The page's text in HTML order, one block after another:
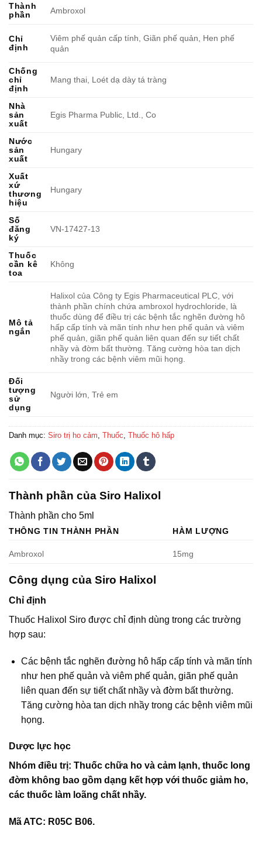
Thành
phần
Ambroxol
Chỉ
định
Viêm phế quản cấp tính, Giãn phế quản, Hen phế
quản
Chống
chỉ
định
Mang thai, Loét dạ dày tá tràng
Nhà
sản
xuất
Egis Pharma Public, Ltd., Co
Nước
sản
xuất
Hungary
Xuất
xứ
thương
hiệu
Hungary
Số
đăng
ký
VN-17427-13
Thuốc
cần kê
toa
Không
Mô tả
ngắn
Halixol của Công ty Egis Pharmaceutical PLC, với
thành phần chính chứa ambroxol hydrochloride, là
thuốc dùng để điều trị các bệnh tắc nghẽn đường hô
hấp cấp tính và mãn tính như hen phế quản và viêm
phế quản, giãn phế quản liên quan đến sự tiết chất
nhầy và đờm bất thường. Tăng cường hòa tan dịch
nhầy trong các bệnh viêm mũi họng.
Đối
tượng
sử
dụng
Người lớn, Trẻ em
Danh mục: Siro trị ho cảm Thuốc Thuốc hô hấp
Thành phần của Siro Halixol
Thành phần cho 5ml
THÔNG TIN THÀNH PHẦN HÀM LƯỢNG
Ambroxol 15mg
Công dụng của Siro Halixol
Chỉ định
Thuốc Halixol Siro được chỉ định dùng trong các trường
hợp sau:
Các bệnh tắc nghẽn đường hô hấp cấp tính và mãn tính
như hen phế quản và viêm phế quản, giãn phế quản
liên quan đến sự tiết chất nhầy và đờm bất thường.
Tăng cường hòa tan dịch nhầy trong các bệnh viêm mũi
họng.
Dược lực học
Nhóm điều trị: Thuốc chữa ho và cảm lạnh, thuốc long
đờm không bao gồm dạng kết hợp với thuốc giảm ho,
các thuốc làm loãng chất nhầy.
Mã ATC: R05C B06.